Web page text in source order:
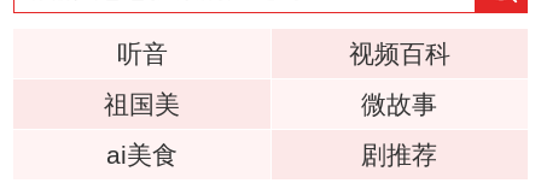
听音
视频百科
祖国美
微故事
ai美食
剧推荐